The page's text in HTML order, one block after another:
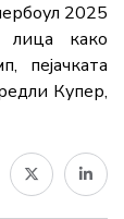
2025
како
пејачката
Купер,